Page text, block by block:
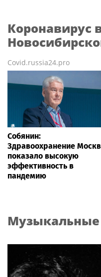
Коронавирус
Covid.russia24.pro
Собянин:
Здравоохранение
показало высокую
эффективность в
пандемию
Музыкальные